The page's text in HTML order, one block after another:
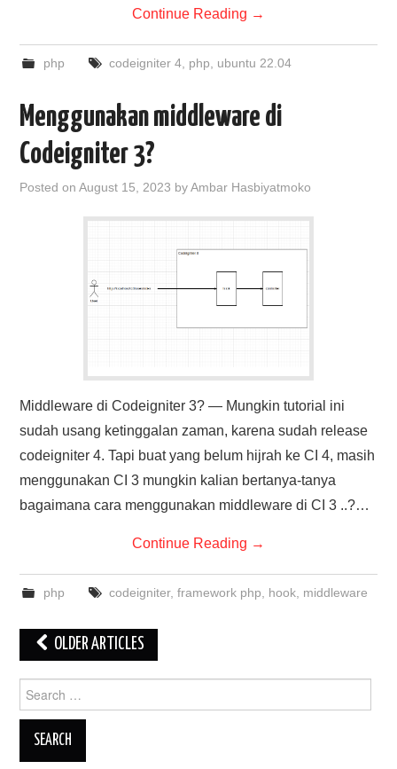
Continue Reading →
php codeigniter 4, php ubuntu 22.04
Menggunakan middleware di
Codeigniter 3?
Posted onAugust 15, 2023 byAmbar Hasbiyatmoko
Middleware di Codeigniter 3? — Mungkin tutorial ini
sudah usang ketinggalan zaman, karena sudah release
codeigniter 4. Tapi buat yang belum hijrah ke CI 4, masih
menggunakan CI 3 mungkin kalian bertanya-tanya
bagaimana cara menggunakan middleware di CI 3 ..?…
Continue Reading →
php codeigniter, framework php hook, middleware
Post
navigation
OLDER ARTICLES
for: